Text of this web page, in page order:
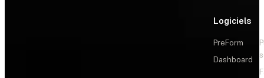
Logiciels
PreForm
Dashboard